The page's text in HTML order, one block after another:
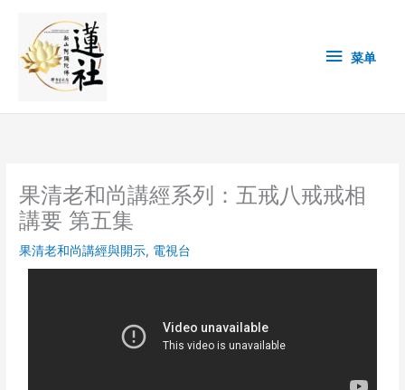
content
单 菜单
果清老和尚講經系列：五戒八戒戒相
講要 第五集
果清老和尚講經與開示, 電視台